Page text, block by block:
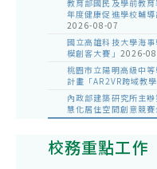
教育部國民及學前教
年度健康促進學校輔
2026-08-07
國立高雄科技大學海
模創客大賽」 2026-
桃園市立陽明高級中
計畫「AR2VR跨域教
內政部建築研究所主
慧化居住空間創意競
校務重點工作